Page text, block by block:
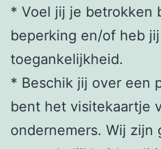
* Voel jij je betrokken
beperking en/of heb
toegankelijkheid.
* Beschik jij over een
bent het visitekaartje
ondernemers. Wij zijn